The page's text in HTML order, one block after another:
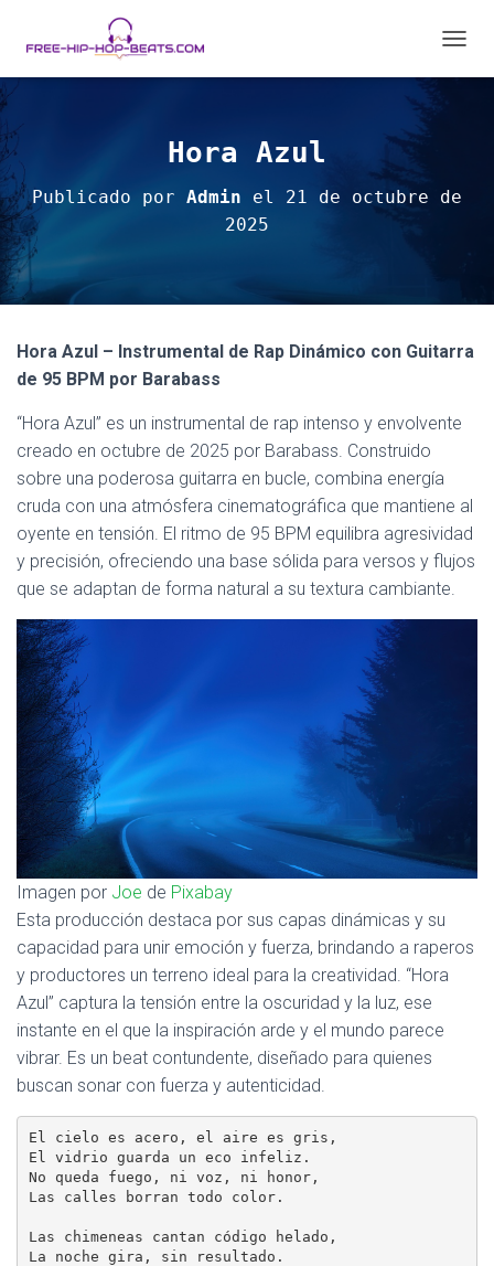
A
M
E
A
A
N
Hora Azul
Publicado por Admin el 21 de octubre de
2025
Hora Azul – Instrumental de Rap Dinámico con Guitarra
de 95 BPM por Barabass
“Hora Azul” es un instrumental de rap intenso y envolvente
creado en octubre de 2025 por Barabass. Construido
sobre una poderosa guitarra en bucle, combina energía
cruda con una atmósfera cinematográfica que mantiene al
oyente en tensión. El ritmo de 95 BPM equilibra agresividad
y precisión, ofreciendo una base sólida para versos y flujos
que se adaptan de forma natural a su textura cambiante.
Imagen por Joe de Pixabay
Esta producción destaca por sus capas dinámicas y su
capacidad para unir emoción y fuerza, brindando a raperos
y productores un terreno ideal para la creatividad. “Hora
Azul” captura la tensión entre la oscuridad y la luz, ese
instante en el que la inspiración arde y el mundo parece
vibrar. Es un beat contundente, diseñado para quienes
buscan sonar con fuerza y autenticidad.
El cielo es acero, el aire es gris,
El vidrio guarda un eco infeliz.
No queda fuego, ni voz, ni honor,
Las calles borran todo color.
Las chimeneas cantan código helado,
La noche gira, sin resultado.